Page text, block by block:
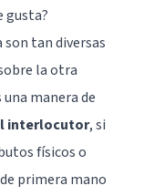
gusta?
tan diversas
la otra
manera de
interlocutor, si
físicos o
primera mano